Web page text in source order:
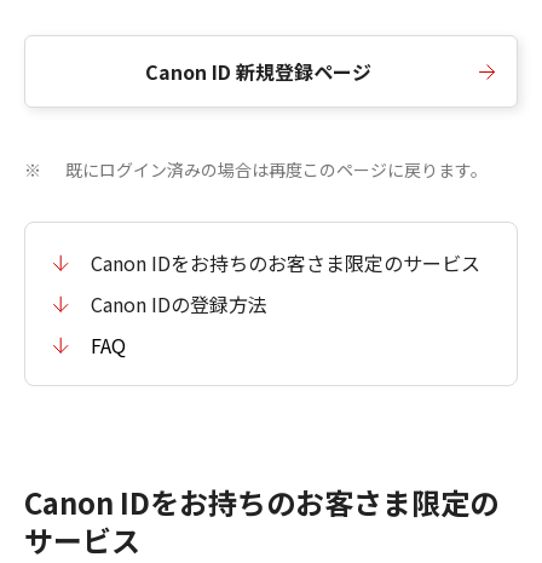
Canon ID 新規登録ページ
※ 既にログイン済みの場合は再度このページに戻ります。
Canon IDをお持ちのお客さま限定のサービス
Canon IDの登録方法
FAQ
Canon IDをお持ちのお客さま限定の
サービス